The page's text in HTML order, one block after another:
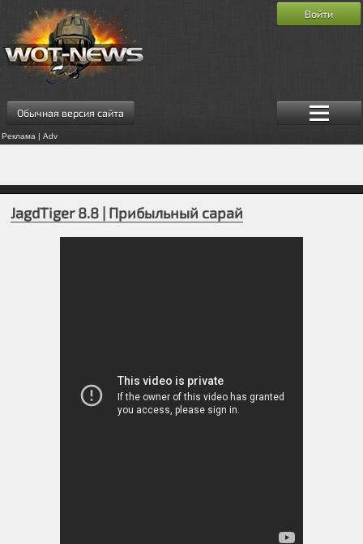
Обычная версия сайта
Реклама | Adv
Войти
JagdTiger 8.8 | Прибыльный сарай